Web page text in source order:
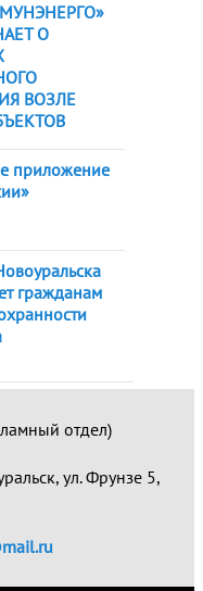
О
ВОЗЛЕ
приложение
гражданам
отдел)
ул. Фрунзе 5,